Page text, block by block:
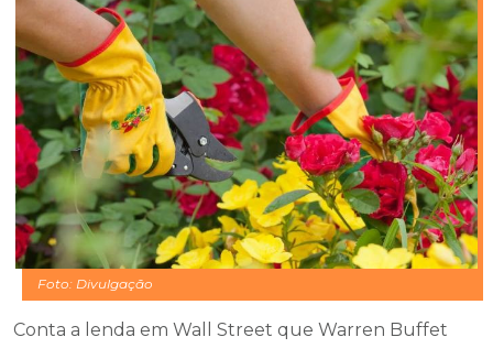
Foto: Divulgação
Conta a lenda em Wall Street que Warren Buffet